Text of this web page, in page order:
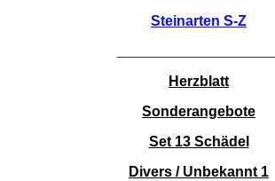
Steinarten S-Z
Herzblatt
Sonderangebote
Set 13 Schädel
Divers / Unbekannt 1